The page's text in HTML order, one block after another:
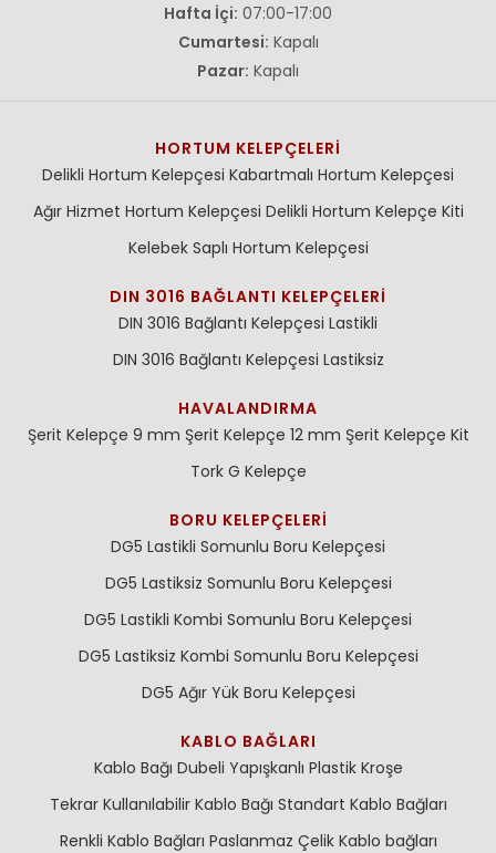
Hafta İçi: 07:00-17:00
Cumartesi: Kapalı
Pazar: Kapalı
HORTUM KELEPÇELERI
Delikli Hortum Kelepçesi Kabartmalı Hortum Kelepçesi
Ağır Hizmet Hortum Kelepçesi Delikli Hortum Kelepçe Kiti
Kelebek Saplı Hortum Kelepçesi
DIN 3016 BAĞLANTI KELEPÇELERI
DIN 3016 Bağlantı Kelepçesi Lastikli
DIN 3016 Bağlantı Kelepçesi Lastiksiz
HAVALANDIRMA
Şerit Kelepçe 9 mm Şerit Kelepçe 12 mm Şerit Kelepçe Kit
Tork G Kelepçe
BORU KELEPÇELERI
DG5 Lastikli Somunlu Boru Kelepçesi
DG5 Lastiksiz Somunlu Boru Kelepçesi
DG5 Lastikli Kombi Somunlu Boru Kelepçesi
DG5 Lastiksiz Kombi Somunlu Boru Kelepçesi
DG5 Ağır Yük Boru Kelepçesi
KABLO BAĞLARI
Kablo Bağı Dubeli Yapışkanlı Plastik Kroşe
Tekrar Kullanılabilir Kablo Bağı Standart Kablo Bağları
Renkli Kablo Bağları Paslanmaz Çelik Kablo bağları